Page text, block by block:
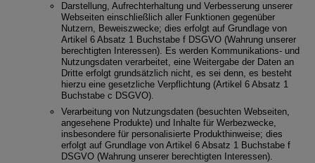
Darstellung, Aufrechterhaltung und Verbesserung unserer
Webseiten einschließlich aller Funktionen gegenüber
Nutzern, Beweiszwecke; dies erfolgt auf Grundlage von
Artikel 6 Absatz 1 Buchstabe f DSGVO (Wahrung unserer
berechtigten Interessen). Es werden Kommunikations- und
Nutzungsdaten verarbeitet, eine Weitergabe der Daten an
Dritte erfolgt grundsätzlich nicht, es sei denn, es besteht
hierzu eine gesetzliche Verpflichtung (Artikel 6 Absatz 1
Buchstabe c DSGVO).
Verarbeitung von Nutzungsdaten (besuchten Webseiten,
angesehene Produkte) und Inhalte für Werbezwecke,
insbesondere für personalisierte Produkthinweise; dies
erfolgt auf Grundlage von Artikel 6 Absatz 1 Buchstabe f
DSGVO (Wahrung unserer berechtigten Interessen).